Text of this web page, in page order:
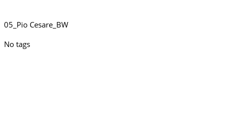
05_Pio Cesare_BW
No tags